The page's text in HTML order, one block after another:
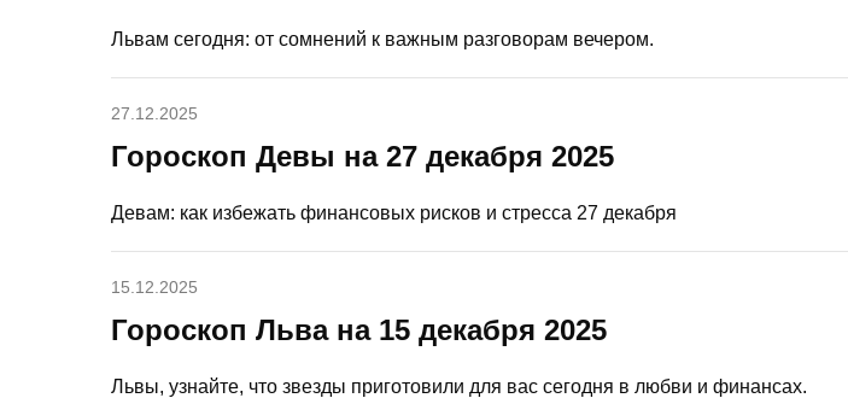
Львам сегодня: от сомнений к важным разговорам вечером.
27.12.2025
Гороскоп Девы на 27 декабря 2025
Девам: как избежать финансовых рисков и стресса 27 декабря
15.12.2025
Гороскоп Льва на 15 декабря 2025
Львы, узнайте, что звезды приготовили для вас сегодня в любви и финансах.